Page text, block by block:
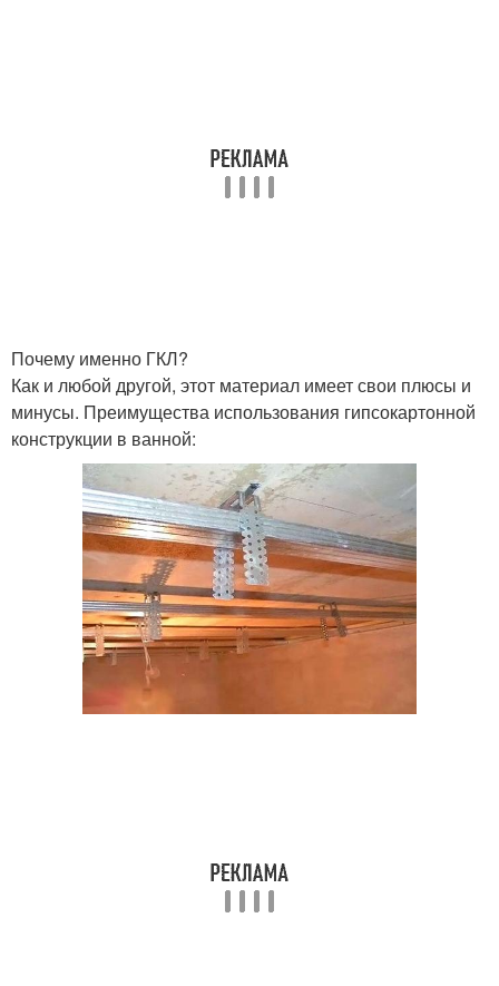
Почему именно ГКЛ?
Как и любой другой, этот материал имеет свои плюсы и
минусы. Преимущества использования гипсокартонной
конструкции в ванной: